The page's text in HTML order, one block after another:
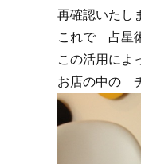
再確認いたし
これで 占星
この活用に
お店の中の